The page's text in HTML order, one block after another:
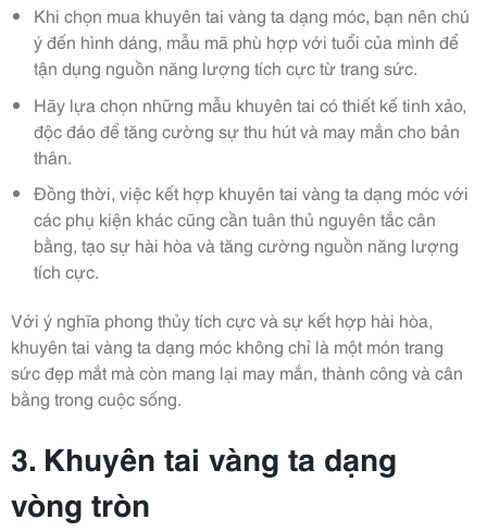
Khi chọn mua khuyên tai vàng ta dạng móc, bạn nên chú
ý đến hình dáng, mẫu mã phù hợp với tuổi của mình để
tận dụng nguồn năng lượng tích cực từ trang sức.
Hãy lựa chọn những mẫu khuyên tai có thiết kế tinh xảo,
độc đáo để tăng cường sự thu hút và may mắn cho bản
thân.
Đồng thời, việc kết hợp khuyên tai vàng ta dạng móc với
các phụ kiện khác cũng cần tuân thủ nguyên tắc cân
bằng, tạo sự hài hòa và tăng cường nguồn năng lượng
tích cực.
Với ý nghĩa phong thủy tích cực và sự kết hợp hài hòa,
khuyên tai vàng ta dạng móc không chỉ là một món trang
sức đẹp mắt mà còn mang lại may mắn, thành công và cân
bằng trong cuộc sống.
3. Khuyên tai vàng ta dạng
vòng tròn